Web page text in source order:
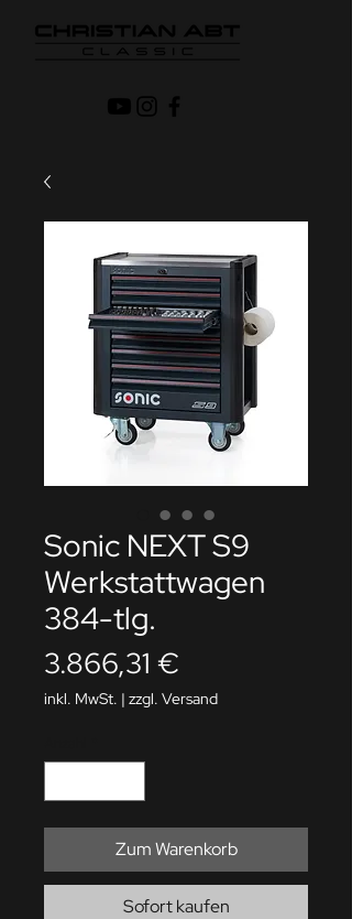
Sonic NEXT S9
Werkstattwagen
384-tlg.
3.866,31 €
inkl. MwSt. | zzgl. Versand
Zum Warenkorb
Sofort kaufen